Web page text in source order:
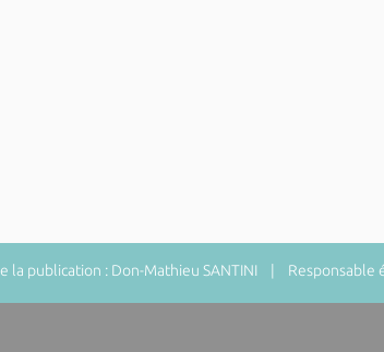
publication : Don-Mathieu SANTINI | Responsable